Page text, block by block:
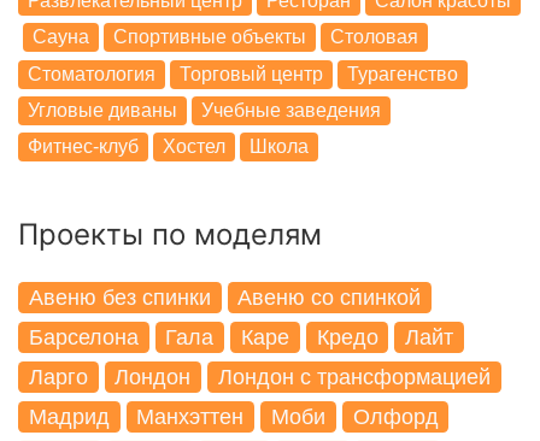
Сауна
Спортивные объекты
Столовая
Стоматология
Торговый центр
Турагенство
Угловые диваны
Учебные заведения
Фитнес-клуб
Хостел Школа
Проекты по моделям
Авеню без спинки
Авеню со спинкой
Барселона
Гала Каре Кредо
Лайт
Ларго
Лондон
Лондон с трансформацией
Мадрид
Манхэттен Моби
Олфорд